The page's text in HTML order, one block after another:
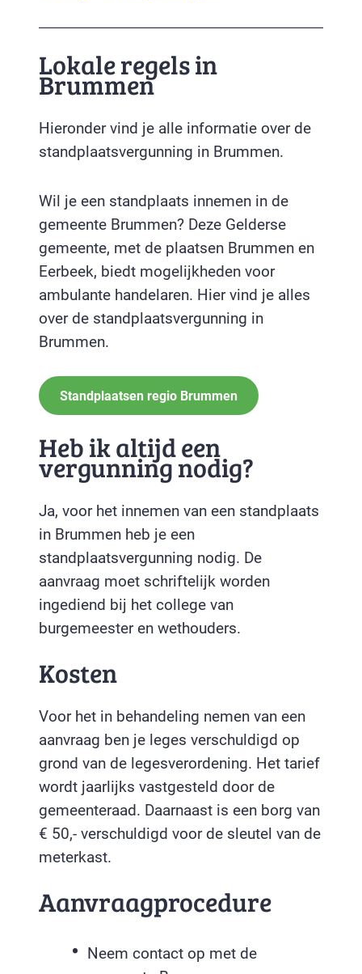
Lokale regels in
Brummen
Hieronder vind je alle informatie over de
standplaatsvergunning in Brummen.
Wil je een standplaats innemen in de
gemeente Brummen? Deze Gelderse
gemeente, met de plaatsen Brummen en
Eerbeek, biedt mogelijkheden voor
ambulante handelaren. Hier vind je alles
over de standplaatsvergunning in
Brummen.
Standplaatsen regio Brummen
Heb ik altijd een
vergunning nodig?
Ja, voor het innemen van een standplaats
in Brummen heb je een
standplaatsvergunning nodig. De
aanvraag moet schriftelijk worden
ingediend bij het college van
burgemeester en wethouders.
Kosten
Voor het in behandeling nemen van een
aanvraag ben je leges verschuldigd op
grond van de legesverordening. Het tarief
wordt jaarlijks vastgesteld door de
gemeenteraad. Daarnaast is een borg van
€ 50,- verschuldigd voor de sleutel van de
meterkast.
Aanvraagprocedure
Neem contact op met de